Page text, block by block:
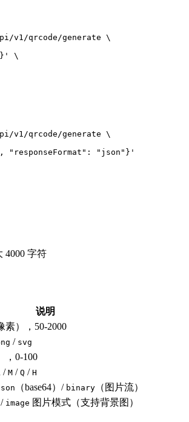
v1/qrcode/generate \
\
v1/qrcode/generate \
"json"}'
4000 字符
说明
素），50-2000
/ svg
，0-100
/ M / Q / H
（base64）/ binary （图片流）
image 图片模式（支持背景图）